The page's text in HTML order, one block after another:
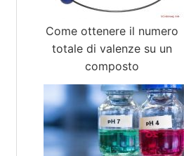
Come ottenere il numero
totale di valenze su un
composto